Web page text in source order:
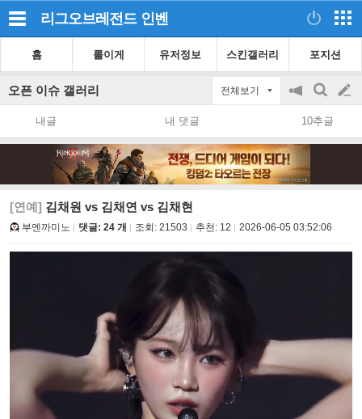
리그오브레전드 인벤
홈 롤이게 유저정보 스킨갤러리 포지션
오픈 이슈 갤러리 전체보기
공
지
on/off
검
색
글
쓰
내글 내 댓글 10추글
[연예] 김채원 vs 김채연 vs 김채현
부엔까미노 댓글: 24 개 조회: 21503 추천: 12 2026-06-05 03:52:06